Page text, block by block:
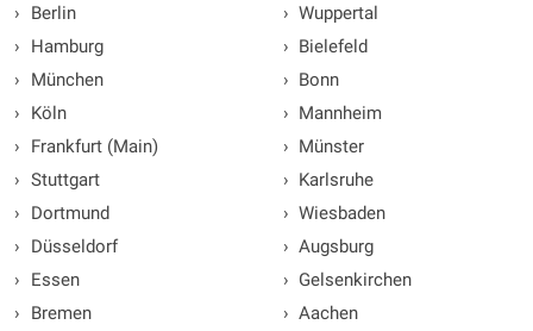
›
Berlin
›
Hamburg
›
München
›
Köln
›
Frankfurt (Main)
› Stuttgart
›
Dortmund
›
Düsseldorf
›
Essen
›
Bremen
› Wuppertal
› Bielefeld
› Bonn
› Mannheim
› Münster
› Karlsruhe
› Wiesbaden
› Augsburg
› Gelsenkirchen
› Aachen